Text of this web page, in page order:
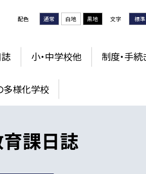
配色 通常 白地 黒地 文字 標準
小・中学校他 制度・手続
多様化学校
課日誌